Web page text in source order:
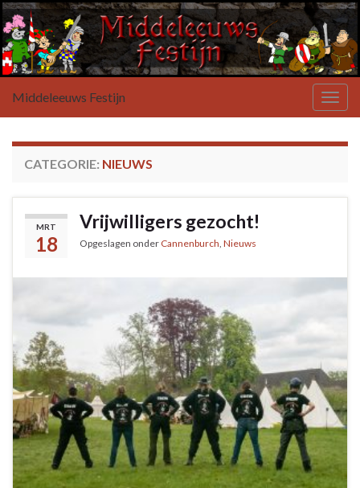
Middeleeuws Festijn
CATEGORIE: NIEUWS
MRT
18
Vrijwilligers gezocht!
Opgeslagen onder Cannenburch Nieuws